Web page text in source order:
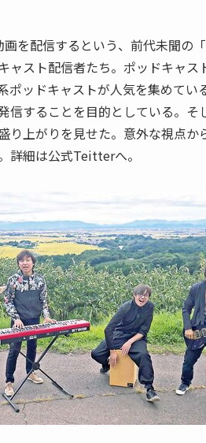
を配信するという、前代未聞の
ャスト配信者たち。ポッドキャ
ポッドキャストが人気を集めて
信することを目的としている。
り上がりを見せた。意外な視点
詳細は公式Teitterへ。